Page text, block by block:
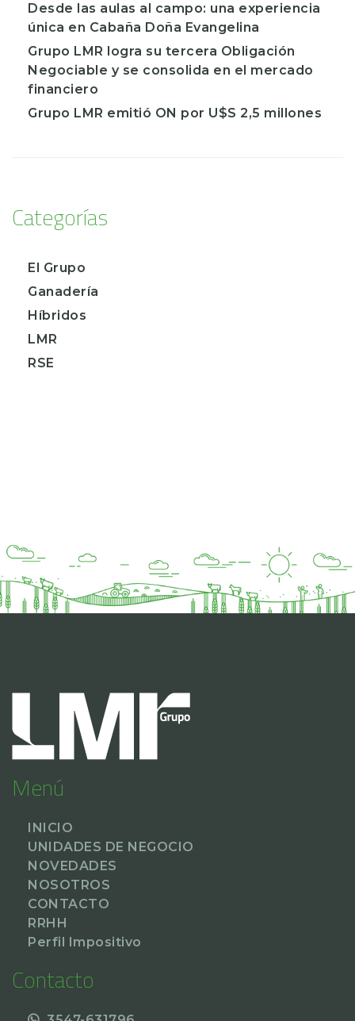
Desde las aulas al campo: una experiencia
única en Cabaña Doña Evangelina
Grupo LMR logra su tercera Obligación
Negociable y se consolida en el mercado
financiero
Grupo LMR emitió ON por U$S 2,5 millones
Categorías
El Grupo
Ganadería
Híbridos
LMR
RSE
Menú
INICIO
UNIDADES DE NEGOCIO
NOVEDADES
NOSOTROS
CONTACTO
RRHH
Perfil Impositivo
Contacto